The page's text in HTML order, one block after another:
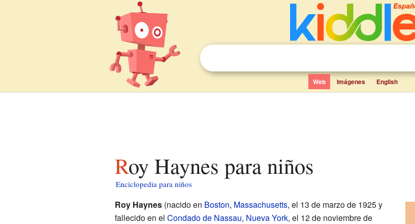
Web Imágenes English
Roy Haynes para niños
Enciclopedia para niños
Roy Haynes(nacido en Boston, Massachusetts, el 13 de marzo de 1925 y
fallecido en el Condado de Nassau, Nueva York, el 12 de noviembre de